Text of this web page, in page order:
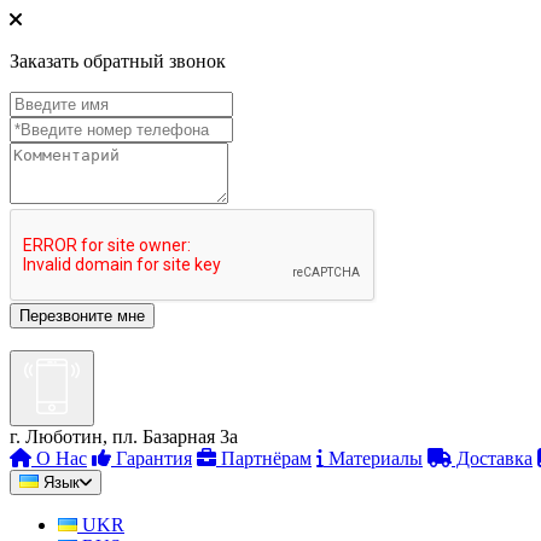
Заказать обратный звонок
г. Люботин, пл. Базарная 3а
О Нас
Гарантия Партнёрам Материалы Доставка
Язык
UKR